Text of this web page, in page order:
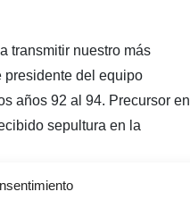
transmitir nuestro más
presidente del equipo
años 92 al 94. Precursor en
sepultura en la